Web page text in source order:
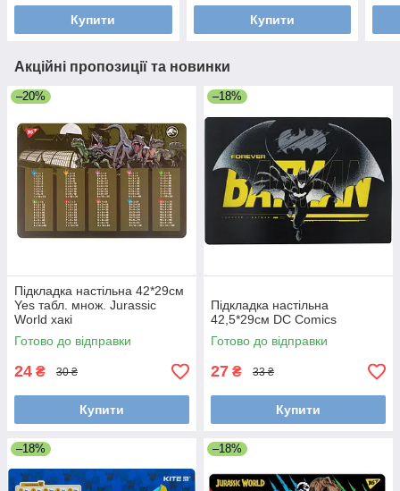
Купити Купити
Акційні пропозиції та новинки
–20%
Підкладка настільна 42*29см
Yes табл. множ. Jurassic
World хакі
Готово до відправки
24 ₴ 30 ₴
Купити
–18%
Підкладка настільна
42,5*29см DC Comics
Готово до відправки
27 ₴ 33 ₴
Купити
–18% –18%